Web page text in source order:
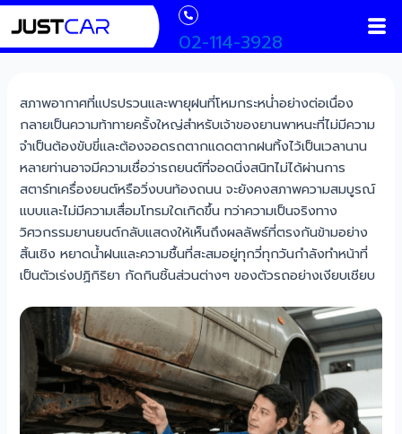
Skip
to
content
02-114-3928
สภาพอากาศที่แปรปรวนและพายุฝนที่โหมกระหน่ำอย่างต่อเนื่อง
กลายเป็นความท้าทายครั้งใหญ่สำหรับเจ้าของยานพาหนะที่ไม่มีความ
จำเป็นต้องขับขี่และต้องจอดรถตากแดดตากฝนทิ้งไว้เป็นเวลานาน
หลายท่านอาจมีความเชื่อว่ารถยนต์ที่จอดนิ่งสนิทไม่ได้ผ่านการ
สตาร์ทเครื่องยนต์หรือวิ่งบนท้องถนน จะยังคงสภาพความสมบูรณ์
แบบและไม่มีความเสื่อมโทรมใดเกิดขึ้น ทว่าความเป็นจริงทาง
วิศวกรรมยานยนต์กลับแสดงให้เห็นถึงผลลัพธ์ที่ตรงกันข้ามอย่าง
สิ้นเชิง หยาดน้ำฝนและความชื้นที่สะสมอยู่ทุกวี่ทุกวันกำลังทำหน้าที่
เป็นตัวเร่งปฏิกิริยา กัดกินชิ้นส่วนต่างๆ ของตัวรถอย่างเงียบเชียบ
Post
navigation